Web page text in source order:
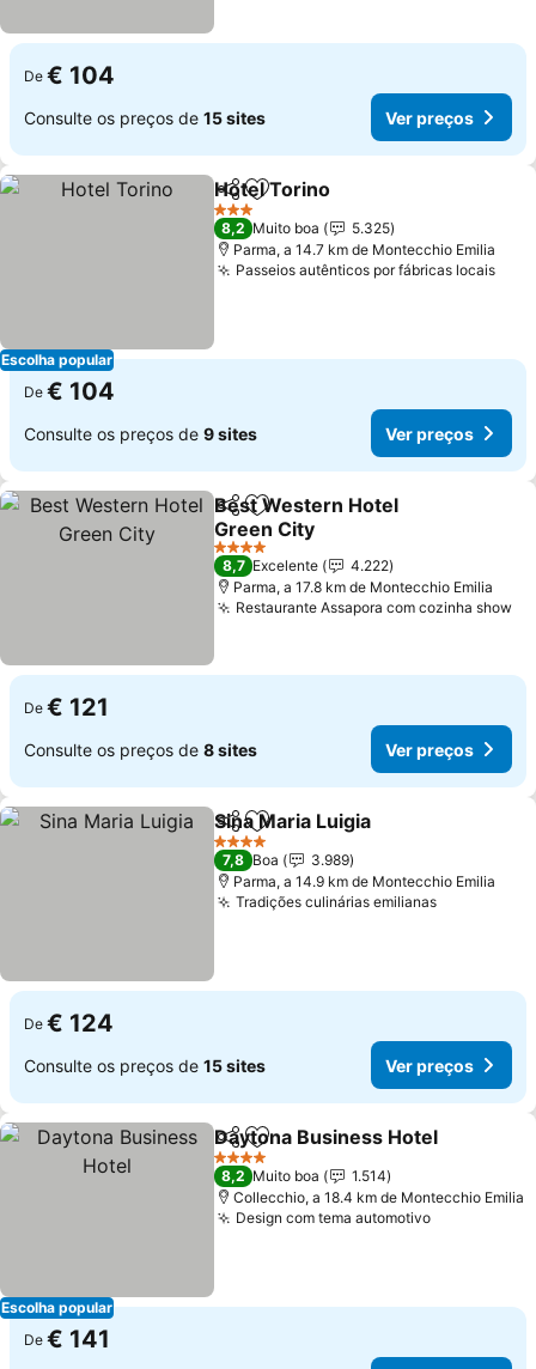
De € 104
Consulte os preços de 15 sites Ver preços
Escolha popular
PartilharAdicionar aos favoritos
Hotel Torino
3 Estrelas
8,2 Muito boa
5.325
Parma, a 14.7 km de Montecchio Emilia
Passeios autênticos por fábricas locais
De € 104
Consulte os preços de 9 sites Ver preços
PartilharAdicionar aos favoritos
Best Western Hotel
Green City
4 Estrelas
8,7 Excelente
4.222
Parma, a 17.8 km de Montecchio Emilia
Restaurante Assapora com cozinha show
De € 121
Consulte os preços de 8 sites Ver preços
PartilharAdicionar aos favoritos
Sina Maria Luigia
4 Estrelas
7,8 Boa
3.989
Parma, a 14.9 km de Montecchio Emilia
Tradições culinárias emilianas
De € 124
Consulte os preços de 15 sites Ver preços
Escolha popular
PartilharAdicionar aos favoritos
Daytona Business Hotel
4 Estrelas
8,2 Muito boa
1.514
Collecchio, a 18.4 km de Montecchio Emilia
Design com tema automotivo
De € 141